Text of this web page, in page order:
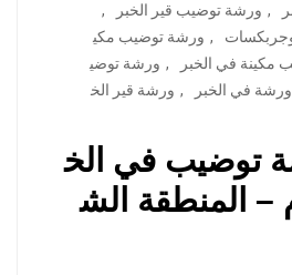
, ورشة توضيب قير الخبر
,
, ورشة توضيب مكي
مكينة في الخبر , ورشة توضي
ورشة في الخبر , ورشة قير الخ
توضيب في الخ
– المنطقة الش